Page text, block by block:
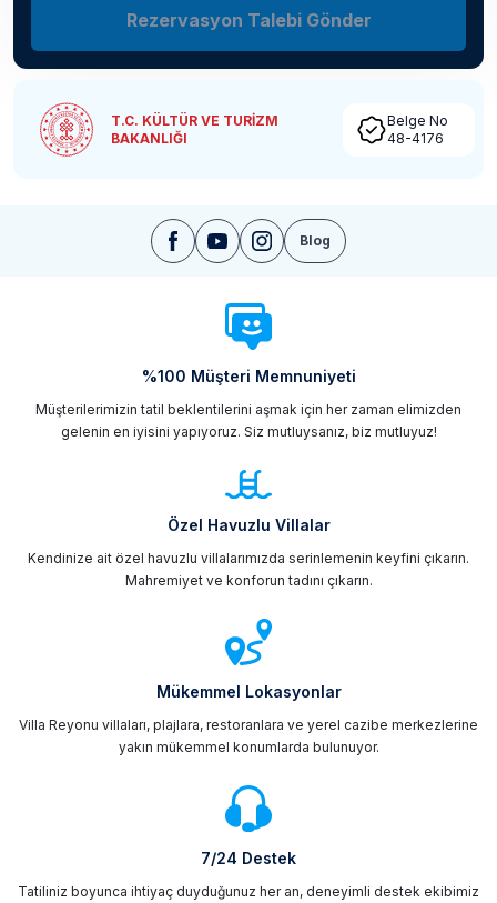
Rezervasyon Talebi Gönder
T.C. KÜLTÜR VE TURİZM
BAKANLIĞI
Belge No
48-4176
Blog
%100 Müşteri Memnuniyeti
Müşterilerimizin tatil beklentilerini aşmak için her zaman elimizden
gelenin en iyisini yapıyoruz. Siz mutluysanız, biz mutluyuz!
Özel Havuzlu Villalar
Kendinize ait özel havuzlu villalarımızda serinlemenin keyfini çıkarın.
Mahremiyet ve konforun tadını çıkarın.
Mükemmel Lokasyonlar
Villa Reyonu villaları, plajlara, restoranlara ve yerel cazibe merkezlerine
yakın mükemmel konumlarda bulunuyor.
7/24 Destek
Tatiliniz boyunca ihtiyaç duyduğunuz her an, deneyimli destek ekibimiz